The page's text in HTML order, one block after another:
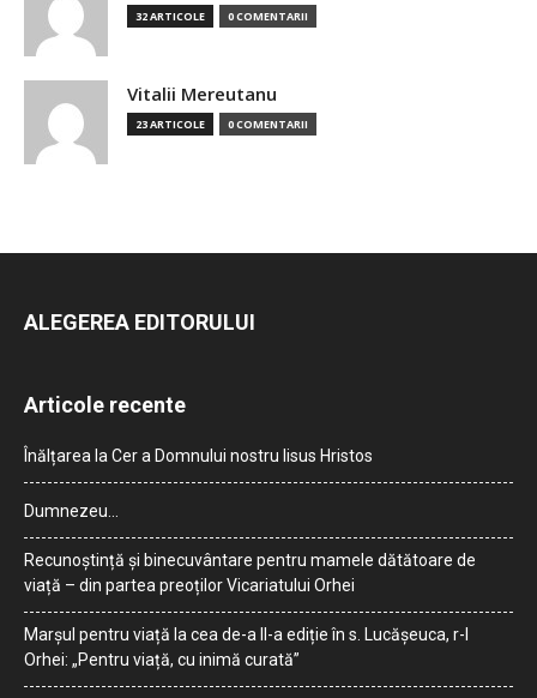
32 ARTICOLE 0 COMENTARII
Vitalii Mereutanu
23 ARTICOLE 0 COMENTARII
ALEGEREA EDITORULUI
Articole recente
Înălțarea la Cer a Domnului nostru Iisus Hristos
Dumnezeu…
Recunoștință și binecuvântare pentru mamele dătătoare de
viață – din partea preoților Vicariatului Orhei
Marșul pentru viață la cea de-a II-a ediție în s. Lucășeuca, r-l
Orhei: „Pentru viață, cu inimă curată”